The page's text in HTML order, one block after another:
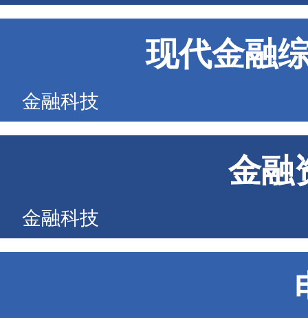
现代金融
金融科技
金融
金融科技